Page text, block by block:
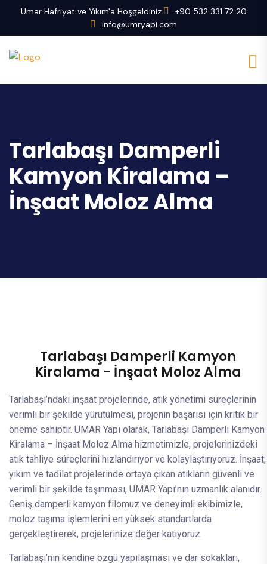
Umar Hafriyat ve Yıkım'a Hoşgeldiniz.
+90 532 331 72 20
info@umryapi.com
Tarlabaşı Damperli
Kamyon Kiralama –
İnşaat Moloz Alma
Tarlabaşı Damperli Kamyon
Kiralama - İnşaat Moloz Alma
Tarlabaşı’ndaki inşaat projelerinde, atık yönetimi süreçlerinin
verimli bir şekilde yürütülmesi, projenin başarısı için kritik bir
öneme sahiptir. UMAR Yapı olarak, Tarlabaşı Damperli Kamyon
Kiralama – İnşaat Moloz Alma hizmetimizle, projelerinizdeki
atık tahliye süreçlerini hızlandırıyor ve kolaylaştırıyoruz. İnşaat,
yıkım ve tadilat projelerinde ortaya çıkan atıkların güvenli ve
verimli bir şekilde taşınması, UMAR Yapı’nın uzmanlık alanıdır.
Geniş damperli kamyon filomuz ve deneyimli ekibimizle,
moloz taşıma işlemlerini en yüksek standartlarda
gerçekleştirerek, projelerinize değer katıyoruz.
Tarlabaşı’nın kendine özgü yapılaşması ve dar sokakları,